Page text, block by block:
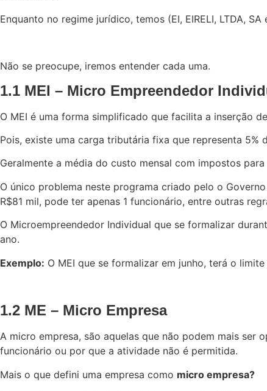
Enquanto no regime jurídico, temos (EI, EIRELI, LTDA, SA
Não se preocupe, iremos entender cada uma.
1.1 MEI – Micro Empreendedor
O MEI é uma forma simplificado que facilita a inserção
Pois, existe uma carga tributária fixa que representa 5%
Geralmente a média do custo mensal com impostos
O único problema neste programa criado pelo o
R$81 mil, pode ter apenas 1 funcionário, entre outras
O Microempreendedor Individual que se formalizar
ano.
Exemplo: O MEI que se formalizar em junho, terá o
1.2 ME – Micro Empresa
A micro empresa, são aquelas que não podem mais ser
funcionário ou por que a atividade não é permitida.
Mais o que defini uma empresa como micro empresa?